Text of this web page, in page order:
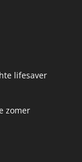
lifesaver
zomer